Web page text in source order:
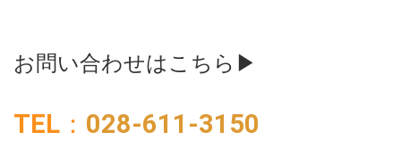
お問い合わせはこちら▶︎
TEL ： 028-611-3150